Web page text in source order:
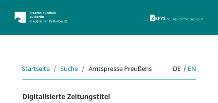
Startseite Suche Amtspresse Preußens DE | EN
Digitalisierte Zeitungstitel